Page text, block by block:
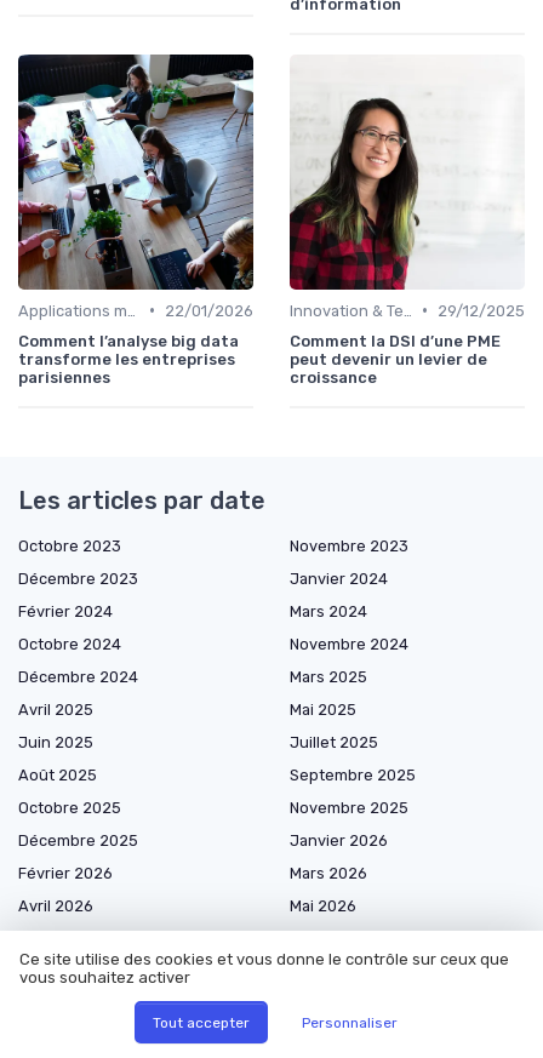
d’information
•
22/01/2026
Comment l’analyse big data
transforme les entreprises
parisiennes
•
29/12/2025
Comment la DSI d’une PME
peut devenir un levier de
croissance
Les articles par date
Octobre 2023
Novembre 2023
Décembre 2023
Janvier 2024
Février 2024
Mars 2024
Octobre 2024
Novembre 2024
Décembre 2024
Mars 2025
Avril 2025
Mai 2025
Juin 2025
Juillet 2025
Août 2025
Septembre 2025
Octobre 2025
Novembre 2025
Décembre 2025
Janvier 2026
Février 2026
Mars 2026
Avril 2026
Mai 2026
Août 2026
Ce site utilise des cookies et vous donne le contrôle sur ceux que
vous souhaitez activer
Tout accepter Personnaliser